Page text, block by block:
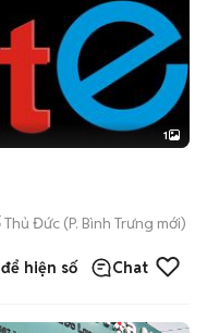
1
Thủ Đức (P. Bình Trưng mới)
hiện số Chat